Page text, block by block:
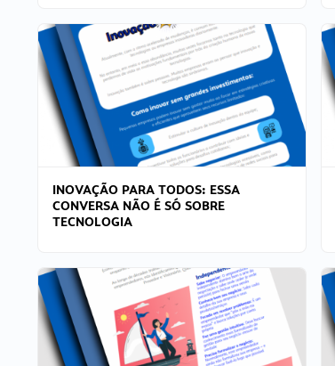
INOVAÇÃO PARA TODOS: ESSA
CONVERSA NÃO É SÓ SOBRE
TECNOLOGIA